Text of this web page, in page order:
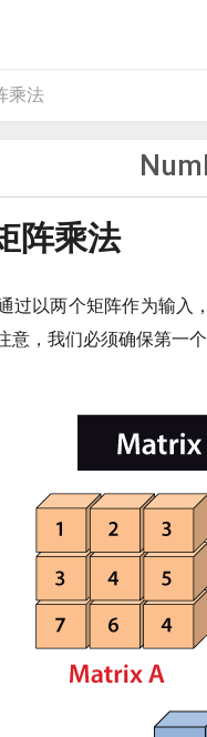
乘法
阵乘法
过以两个矩阵作为输入
意，我们必须确保第一